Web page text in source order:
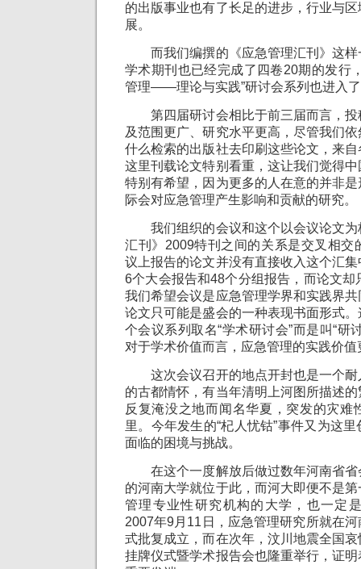
的出版事业也有了长足的进步，行业与
展。
而我们编撰的《应急管理汇刊》这样
学术期刊也已经完成了四卷20期的发行
管理——理论与实践”研讨会系列也进入
第四届研讨会相比于前三届而言，投
及范围更广、研究水平更高，尽管我们
什么检索的出版社去印刷这些论文，来
这里刊载论文特别看重，这让我们觉得
特别有希望，因为更多的人在意的并非
际会对应急管理产生影响和贡献的研究。
我们组织的会议和这个以会议论文为
汇刊》2009特刊之间的关系是交叉相交
议上报告的论文并没有直接收入这个汇
6个大会报告和48个分组报告，而论文却
我们希望会议是应急管理学界和实践界
论文只可能是盛会的一种表现书面形式
个会议系列取名“学术研讨会”而是叫“研
对于学术价值而言，应急管理的实践价
这次会议召开的地点开封也是一个耐
的古都情怀，有当年清明上河图所描述
反复淹没之地而闻名华夏，突发的灾难
里。今年发生的“杞人忧钴”事件又为这
面临的困境与挑战。
在这个一度解放后做过数年河南省省
的河南大学就位于此，而河大即便不是
管理专业性研究机构的大学，也一定
2007年9月11日，应急管理研究所就在
式批复成立，而在次年，汶川地震全国
挂牌仪式暨学术报告会也隆重举行，证